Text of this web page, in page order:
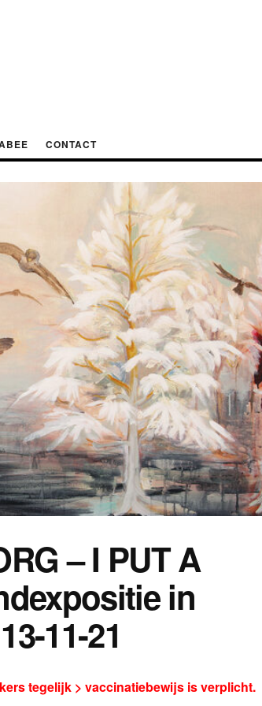
CONTACT
– I PUT A
in
11-21
tegelijk > vaccinatiebewijs is